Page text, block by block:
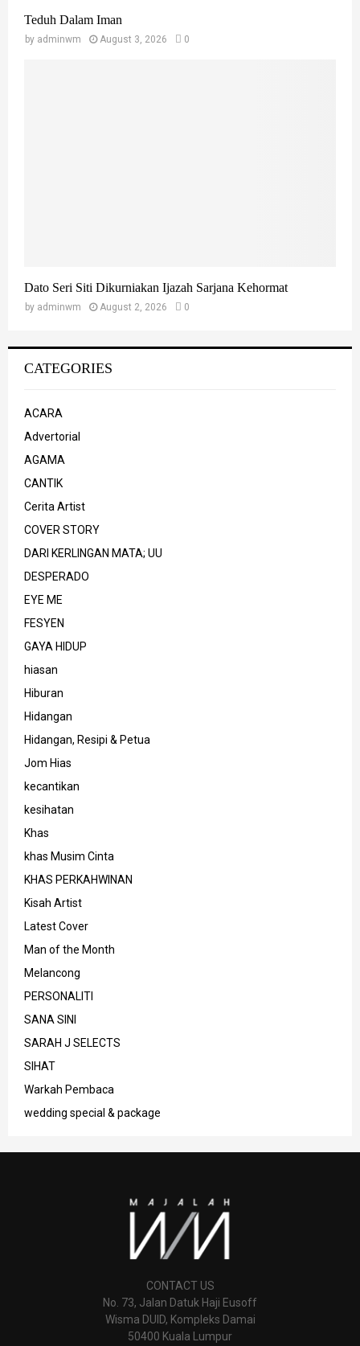
Teduh Dalam Iman
by adminwm August 3, 2026 0
Dato Seri Siti Dikurniakan Ijazah Sarjana Kehormat
by adminwm August 2, 2026 0
CATEGORIES
ACARA
Advertorial
AGAMA
CANTIK
Cerita Artist
COVER STORY
DARI KERLINGAN MATA; UU
DESPERADO
EYE ME
FESYEN
GAYA HIDUP
hiasan
Hiburan
Hidangan
Hidangan, Resipi & Petua
Jom Hias
kecantikan
kesihatan
Khas
khas Musim Cinta
KHAS PERKAHWINAN
Kisah Artist
Latest Cover
Man of the Month
Melancong
PERSONALITI
SANA SINI
SARAH J SELECTS
SIHAT
Warkah Pembaca
wedding special & package
CONTACT US
No. 73, Jalan Datuk Haji Eusoff
Wisma DUID, Kompleks Damai
50400 Kuala Lumpur